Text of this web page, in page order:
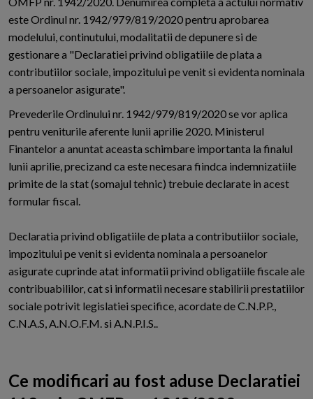
este Ordinul nr. 1942/979/819/2020 pentru aprobarea
modelului, continutului, modalitatii de depunere si de
gestionare a "Declaratiei privind obligatiile de plata a
contributiilor sociale, impozitului pe venit si evidenta nominala
a persoanelor asigurate".
Prevederile Ordinului nr. 1942/979/819/2020 se vor aplica
pentru veniturile aferente lunii aprilie 2020. Ministerul
Finantelor a anuntat aceasta schimbare importanta la finalul
lunii aprilie, precizand ca este necesara fiindca indemnizatiile
primite de la stat (somajul tehnic) trebuie declarate in acest
formular fiscal.
Declaratia privind obligatiile de plata a contributiilor sociale,
impozitului pe venit si evidenta nominala a persoanelor
asigurate cuprinde atat informatii privind obligatiile fiscale ale
contribuabililor, cat si informatii necesare stabilirii prestatiilor
sociale potrivit legislatiei specifice, acordate de C.N.P.P.,
C.N.A.S, A.N.O.F.M. si A.N.P.I.S..
Ce modificari au fost aduse Declaratiei